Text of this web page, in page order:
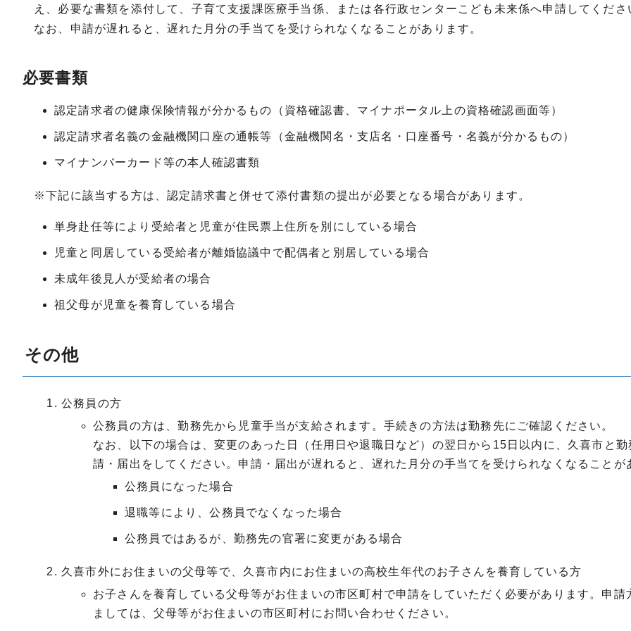
え、必要な書類を添付して、子育て支援課医療手当係、または各行政センターこども未来係へ申請してくださ
なお、申請が遅れると、遅れた月分の手当てを受けられなくなることがあります。
必要書類
認定請求者の健康保険情報が分かるもの（資格確認書、マイナポータル上の資格確認画面等）
認定請求者名義の金融機関口座の通帳等（金融機関名・支店名・口座番号・名義が分かるもの）
マイナンバーカード等の本人確認書類
※下記に該当する方は、認定請求書と併せて添付書類の提出が必要となる場合があります。
単身赴任等により受給者と児童が住民票上住所を別にしている場合
児童と同居している受給者が離婚協議中で配偶者と別居している場合
未成年後見人が受給者の場合
祖父母が児童を養育している場合
その他
公務員の方
公務員の方は、勤務先から児童手当が支給されます。手続きの方法は勤務先にご確認ください。
なお、以下の場合は、変更のあった日（任用日や退職日など）の翌日から15日以内に、久喜市と
請・届出をしてください。申請・届出が遅れると、遅れた月分の手当てを受けられなくなることが
公務員になった場合
退職等により、公務員でなくなった場合
公務員ではあるが、勤務先の官署に変更がある場合
久喜市外にお住まいの父母等で、久喜市内にお住まいの高校生年代のお子さんを養育している方
お子さんを養育している父母等がお住まいの市区町村で申請をしていただく必要があります。申請
ましては、父母等がお住まいの市区町村にお問い合わせください。